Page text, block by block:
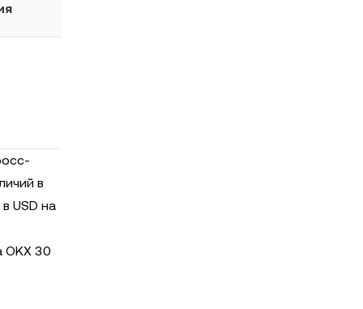
в
USD на
30